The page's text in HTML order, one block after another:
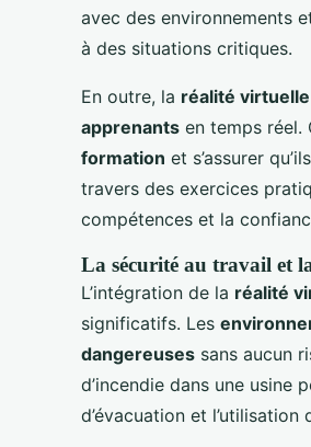
avec des environnements
à des situations critiques.
En outre, la réalité virtuelle
apprenants en temps réel.
formation et s’assurer
travers des exercices
compétences et la
La sécurité au travail et
L’intégration de la réalité
significatifs. Les
dangereuses sans aucun
d’incendie dans une usine
d’évacuation et l’utilisation